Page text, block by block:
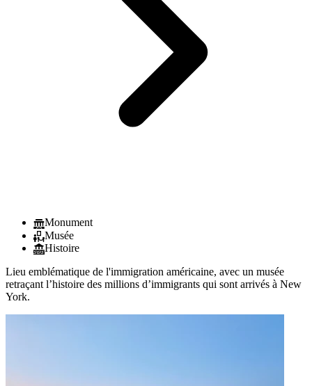
Monument
Musée
Histoire
Lieu emblématique de l'immigration américaine, avec un musée
retraçant l’histoire des millions d’immigrants qui sont arrivés à New
York.